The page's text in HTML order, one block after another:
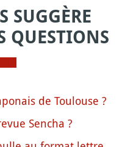
SUGGÈRE
QUESTIONS
de Toulouse ?
Sencha ?